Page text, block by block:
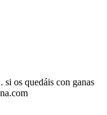
si os quedáis con ganas